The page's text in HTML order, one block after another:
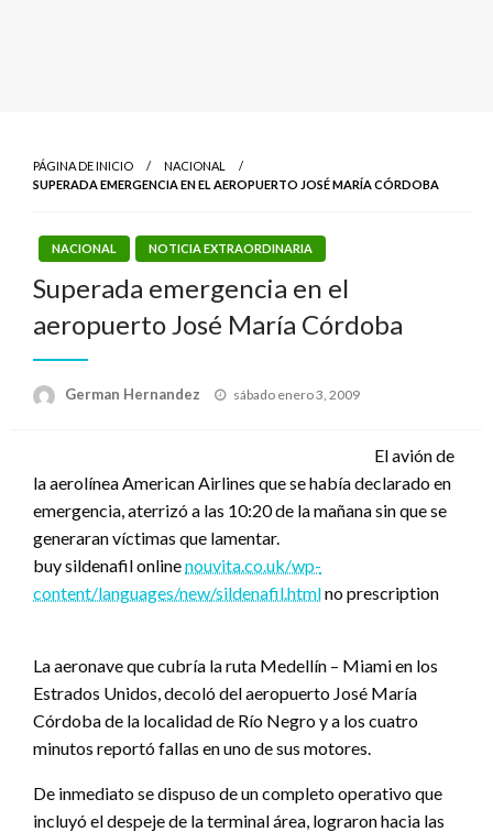
PÁGINA DE INICIO
NACIONAL
SUPERADA EMERGENCIA EN EL AEROPUERTO JOSÉ MARÍA CÓRDOBA
NACIONAL NOTICIA EXTRAORDINARIA
Superada emergencia en el
aeropuerto José María Córdoba
German Hernandez
Publicado
sábado enero 3, 2009
El avión de
la aerolínea American Airlines que se había declarado en
emergencia, aterrizó a las 10:20 de la mañana sin que se
generaran víctimas que lamentar.
buy sildenafil onlinenouvita.co.uk/wp-
content/languages/new/sildenafil.htmlno prescription
La aeronave que cubría la ruta Medellín – Miami en los
Estrados Unidos, decoló del aeropuerto José María
Córdoba de la localidad de Río Negro y a los cuatro
minutos reportó fallas en uno de sus motores.
De inmediato se dispuso de un completo operativo que
incluyó el despeje de la terminal área, lograron hacia las